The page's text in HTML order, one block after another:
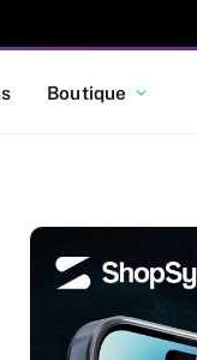
Boutique